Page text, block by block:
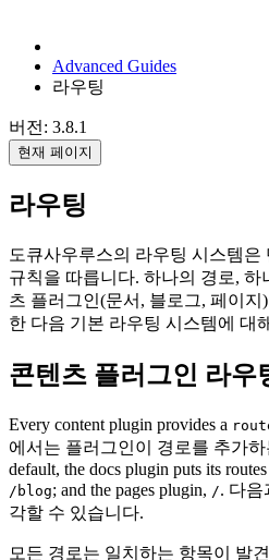
Advanced Guides
라우팅
버전: 3.8.1
현재 페이지
라우팅
도큐사우루스의 라우팅 시스템은
규칙을 따릅니다. 하나의 경로, 하
츠 플러그인(문서, 블로그, 페이
한 다음 기본 라우팅 시스템에 대
콘텐츠 플러그인 라우
Every content plugin provides a
에서는 플러그인이 경로를 추가
default, the docs plugin puts its
/blog; and the pages plugin, /. 다음
각할 수 있습니다.
모든 경로는 일치하는 항목이 발